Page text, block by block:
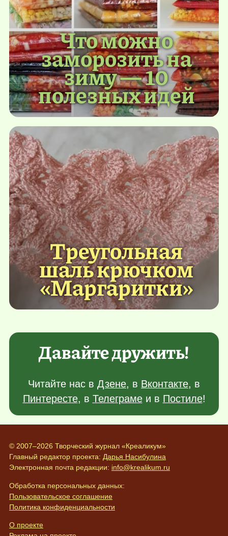
Что можно
заморозить на
зиму — 10
полезных идей
Треугольная
шаль крючком
«Маргаритки»
Давайте дружить!
Читайте нас в Дзене, в Вконтакте, в
Пинтересте, в Телеграмеи в Постиле!
© 2007–2026 Творческий журнал «Креаликум»
Главный редактор проекта: Дарья Насибулина
Электронная почта редакции: info@krealikum.ru
Обработка персональных данных:
Пользовательское соглашение
Политика конфиденциальности
О проекте